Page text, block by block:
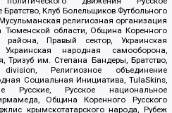
Клуб Болельщиков Футбольного
религиозная организация
Тюменской области, Община Коренного
района, Правый сектор, Украинская
народная самооборона,
Тризуб им. Степана Бандеры, Братство,
Религиозное объединение
Социальная Инициатива, TulaSkins,
Русские, Русское национальное
Община Коренного Русского
крымскотатарского народа, Рубеж